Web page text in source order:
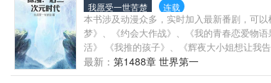
我愿受一世苦楚 连载
本书涉及动漫众多，实时加入最新番剧，可
梦》、《约会大作战》、《我的青春恋爱物
活》 《我推的孩子》、《辉夜大小姐想让我
最新： 第1488章 世界第一